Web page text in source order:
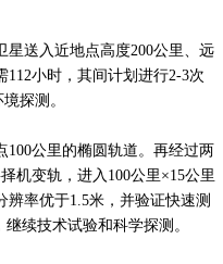
送入近地点高度200公里、远
小时，其间计划进行2-3次
探测。
公里的椭圆轨道。再经过两
机变轨，进入100公里×15公里
率优于1.5米，并验证快速测
续技术试验和科学探测。